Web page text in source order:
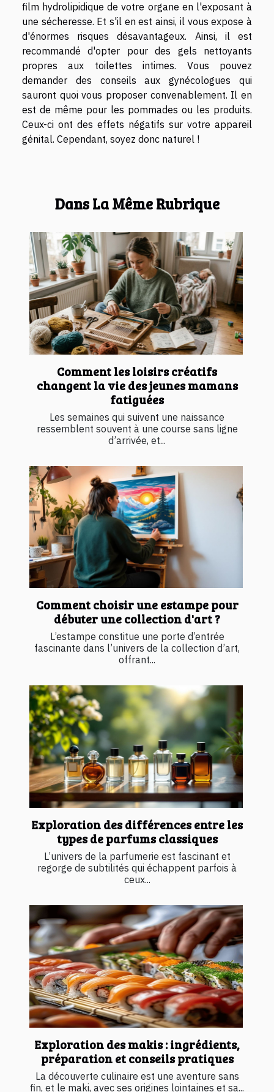
film hydrolipidique de votre organe en l'exposant à
une sécheresse. Et s'il en est ainsi, il vous expose à
d'énormes risques désavantageux. Ainsi, il est
recommandé d'opter pour des gels nettoyants
propres aux toilettes intimes. Vous pouvez
demander des conseils aux gynécologues qui
sauront quoi vous proposer convenablement. Il en
est de même pour les pommades ou les produits.
Ceux-ci ont des effets négatifs sur votre appareil
génital. Cependant, soyez donc naturel !
Dans La Même Rubrique
Comment les loisirs créatifs
changent la vie des jeunes mamans
fatiguées
Les semaines qui suivent une naissance
ressemblent souvent à une course sans ligne
d’arrivée, et...
Comment choisir une estampe pour
débuter une collection d'art ?
L’estampe constitue une porte d’entrée
fascinante dans l’univers de la collection d’art,
offrant...
Exploration des différences entre les
types de parfums classiques
L’univers de la parfumerie est fascinant et
regorge de subtilités qui échappent parfois à
ceux...
Exploration des makis : ingrédients,
préparation et conseils pratiques
La découverte culinaire est une aventure sans
fin, et le maki, avec ses origines lointaines et sa...